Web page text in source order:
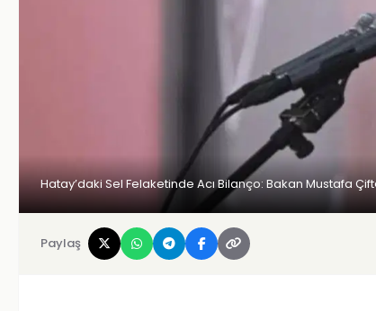
Hatay’daki Sel Felaketinde Acı Bilanço: Bakan Mustafa
Paylaş